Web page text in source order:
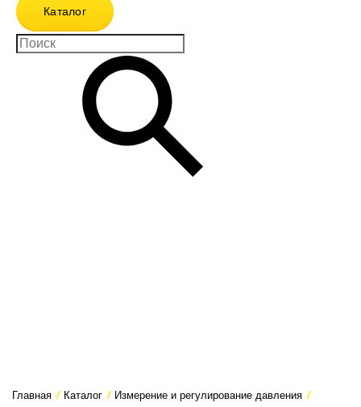
Каталог
Главная / Каталог / Измерение и регулирование давления /